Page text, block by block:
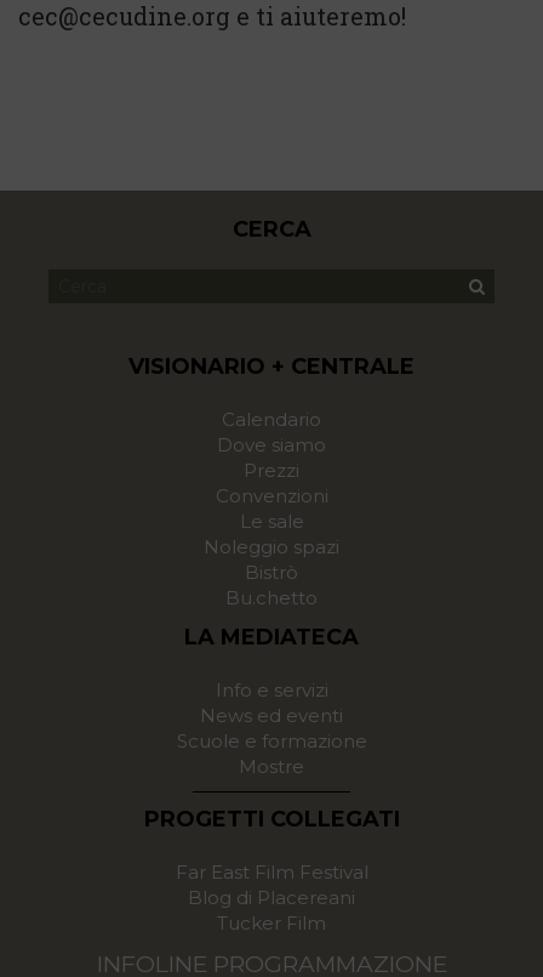
cec@cecudine.org e ti aiuteremo!
CERCA
VISIONARIO + CENTRALE
Calendario
Dove siamo
Prezzi
Convenzioni
Le sale
Noleggio spazi
Bistrò
Bu.chetto
LA MEDIATECA
Info e servizi
News ed eventi
Scuole e formazione
Mostre
PROGETTI COLLEGATI
Far East Film Festival
Blog di Placereani
Tucker Film
INFOLINE PROGRAMMAZIONE